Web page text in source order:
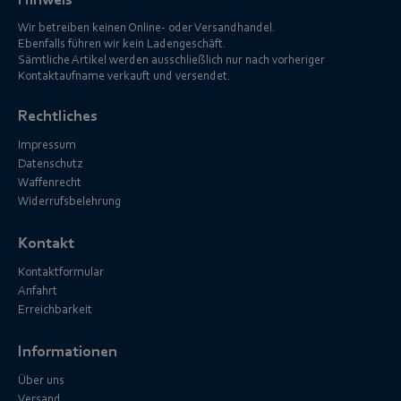
Wir betreiben keinen Online- oder Versandhandel.
Ebenfalls führen wir kein Ladengeschäft.
Sämtliche Artikel werden ausschließlich nur nach vorheriger
Kontaktaufname verkauft und versendet.
Rechtliches
Impressum
Datenschutz
Waffenrecht
Widerrufsbelehrung
Kontakt
Kontaktformular
Anfahrt
Erreichbarkeit
Informationen
Über uns